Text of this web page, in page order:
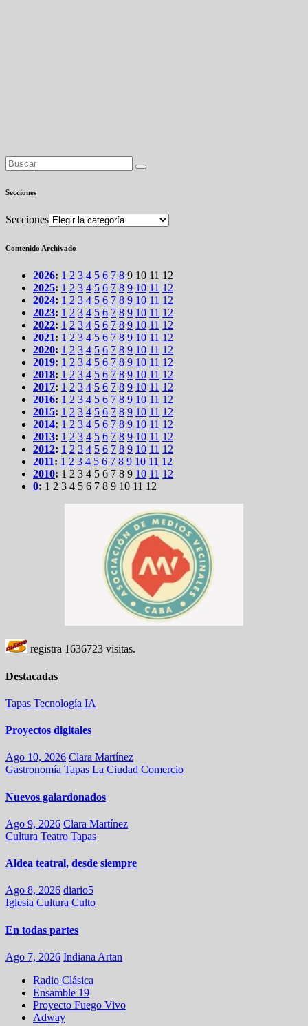
Secciones
Secciones
Contenido Archivado
2026: 1 2 3 4 5 6 7 8 9 10 11 12
2025: 1 2 3 4 5 6 7 8 9 10 11 12
2024: 1 2 3 4 5 6 7 8 9 10 11 12
2023: 1 2 3 4 5 6 7 8 9 10 11 12
2022: 1 2 3 4 5 6 7 8 9 10 11 12
2021: 1 2 3 4 5 6 7 8 9 10 11 12
2020: 1 2 3 4 5 6 7 8 9 10 11 12
2019: 1 2 3 4 5 6 7 8 9 10 11 12
2018: 1 2 3 4 5 6 7 8 9 10 11 12
2017: 1 2 3 4 5 6 7 8 9 10 11 12
2016: 1 2 3 4 5 6 7 8 9 10 11 12
2015: 1 2 3 4 5 6 7 8 9 10 11 12
2014: 1 2 3 4 5 6 7 8 9 10 11 12
2013: 1 2 3 4 5 6 7 8 9 10 11 12
2012: 1 2 3 4 5 6 7 8 9 10 11 12
2011: 1 2 3 4 5 6 7 8 9 10 11 12
2010: 1 2 3 4 5 6 7 8 9 10 11 12
0: 1 2 3 4 5 6 7 8 9 10 11 12
registra 1636723 visitas.
Destacadas
Tapas Tecnología IA
Proyectos digitales
Ago 10, 2026 Clara Martínez
Gastronomía Tapas La Ciudad Comercio
Nuevos galardonados
Ago 9, 2026 Clara Martínez
Cultura Teatro Tapas
Aldea teatral, desde siempre
Ago 8, 2026 diario5
Iglesia Cultura Culto
En todas partes
Ago 7, 2026 Indiana Artan
Radio Clásica
Ensamble 19
Proyecto Fuego Vivo
Adway